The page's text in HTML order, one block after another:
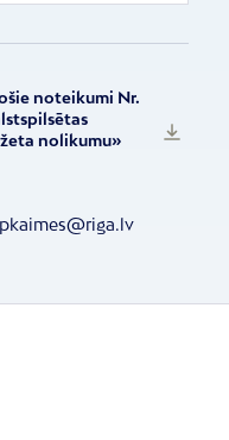
noteikumi Nr.
nolikumu»